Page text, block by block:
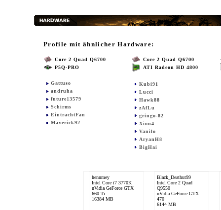
Profile mit ähnlicher Hardware:
Core 2 Quad Q6700
P5Q-PRO
Gattuso
andruha
future13579
Schirms
EintrachtFan
Maverick92
Core 2 Quad Q6700
ATI Radeon HD 4800
Kubi91
Lucci
Hawk88
zAfLu
gringo-82
Xion4
Vanilo
AryanH8
BigHai
hennmey
Intel Core i7 3770K
nVidia GeForce GTX
660 Ti
16384 MB
Black_Deathut99
Intel Core 2 Quad
Q9550
nVidia GeForce GTX
470
6144 MB